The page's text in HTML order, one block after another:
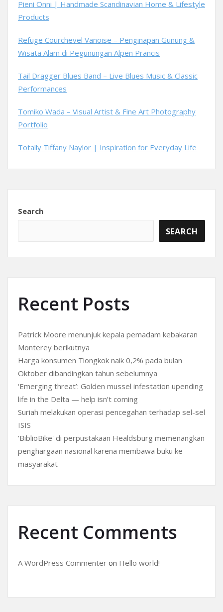
Pieni Onni | Handmade Scandinavian Home & Lifestyle
Products
Refuge Courchevel Vanoise – Penginapan Gunung &
Wisata Alam di Pegunungan Alpen Prancis
Tail Dragger Blues Band – Live Blues Music & Classic
Performances
Tomiko Wada – Visual Artist & Fine Art Photography
Portfolio
Totally Tiffany Naylor | Inspiration for Everyday Life
Search
SEARCH
Recent Posts
Patrick Moore menunjuk kepala pemadam kebakaran
Monterey berikutnya
Harga konsumen Tiongkok naik 0,2% pada bulan
Oktober dibandingkan tahun sebelumnya
‘Emerging threat’: Golden mussel infestation upending
life in the Delta — help isn’t coming
Suriah melakukan operasi pencegahan terhadap sel-sel
ISIS
'BiblioBike' di perpustakaan Healdsburg memenangkan
penghargaan nasional karena membawa buku ke
masyarakat
Recent Comments
A WordPress Commenter on Hello world!